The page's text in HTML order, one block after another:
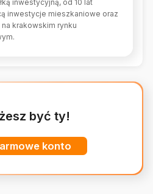
inwestycyjną, od 10 lat
inwestycje mieszkaniowe oraz
krakowskim rynku
być ty!
konto